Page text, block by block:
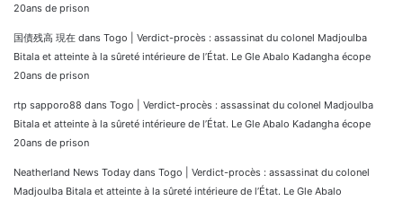
20ans de prison
国債残高 現在 dans Togo | Verdict-procès : assassinat du colonel Madjoulba
Bitala et atteinte à la sûreté intérieure de l’État. Le Gle Abalo Kadangha écope
20ans de prison
rtp sapporo88 dans Togo | Verdict-procès : assassinat du colonel Madjoulba
Bitala et atteinte à la sûreté intérieure de l’État. Le Gle Abalo Kadangha écope
20ans de prison
Neatherland News Today dans Togo | Verdict-procès : assassinat du colonel
Madjoulba Bitala et atteinte à la sûreté intérieure de l’État. Le Gle Abalo